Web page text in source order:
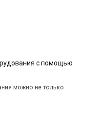
с помощью
можно не только